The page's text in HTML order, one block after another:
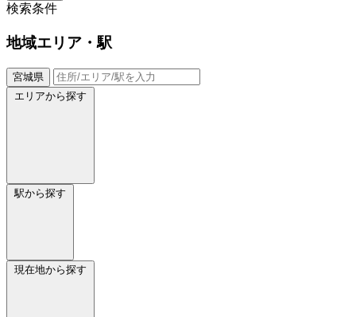
検索条件
地域エリア・駅
宮城県
エリアから探す
駅から探す
現在地から探す